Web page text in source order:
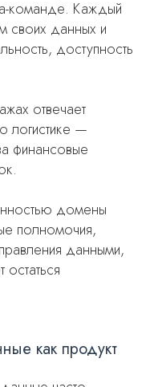
команде. Каждый
своих данных и
доступность
отвечает
логистике —
финансовые
домены
полномочия,
данными,
как продукт